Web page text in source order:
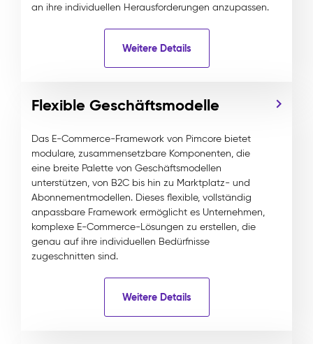
an ihre individuellen Herausforderungen anzupassen.
Weitere Details
Flexible Geschäftsmodelle
Das E-Commerce-Framework von Pimcore bietet
modulare, zusammensetzbare Komponenten, die
eine breite Palette von Geschäftsmodellen
unterstützen, von B2C bis hin zu Marktplatz- und
Abonnementmodellen. Dieses flexible, vollständig
anpassbare Framework ermöglicht es Unternehmen,
komplexe E-Commerce-Lösungen zu erstellen, die
genau auf ihre individuellen Bedürfnisse
zugeschnitten sind.
Weitere Details